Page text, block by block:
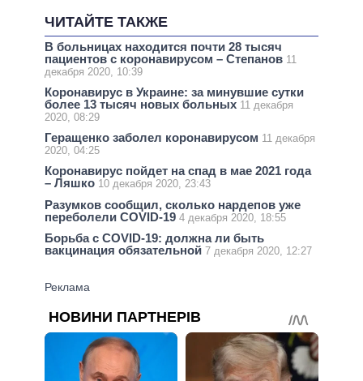
ЧИТАЙТЕ ТАКЖЕ
В больницах находится почти 28 тысяч
пациентов с коронавирусом – Степанов 11
декабря 2020, 10:39
Коронавирус в Украине: за минувшие сутки
более 13 тысяч новых больных 11 декабря
2020, 08:29
Геращенко заболел коронавирусом 11 декабря
2020, 04:25
Коронавирус пойдет на спад в мае 2021 года
– Ляшко 10 декабря 2020, 23:43
Разумков сообщил, сколько нардепов уже
переболели COVID-19 4 декабря 2020, 18:55
Борьба с COVID-19: должна ли быть
вакцинация обязательной 7 декабря 2020, 12:27